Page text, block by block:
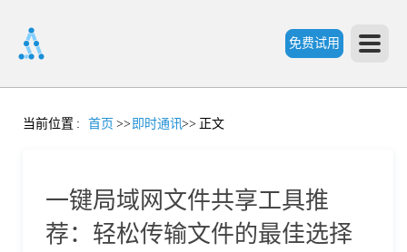
免费试用
首
当前位置 : 首页 >> 即时通讯>> 正文
一键局域网文件共享工具推
荐：轻松传输文件的最佳选择